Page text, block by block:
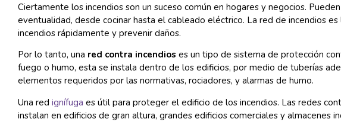
Ciertamente los incendios son un suceso común en hogares y negocios.
eventualidad, desde cocinar hasta el cableado eléctrico. La red de incendios
incendios rápidamente y prevenir daños.
Por lo tanto, una red contra incendios es un tipo de sistema de protección
fuego o humo, esta se instala dentro de los edificios, por medio de tuberías
elementos requeridos por las normativas, rociadores, y alarmas de humo.
Una red ignífuga es útil para proteger el edificio de los incendios. Las redes
instalan en edificios de gran altura, grandes edificios comerciales y almacenes